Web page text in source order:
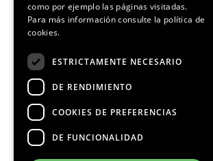
¡Síguenos!
Media Partners
como por ejemplo las páginas visitadas.
Para más información consulte la política de
cookies.
ESTRICTAMENTE NECESARIO
DE RENDIMIENTO
COOKIES DE PREFERENCIAS
DE FUNCIONALIDAD